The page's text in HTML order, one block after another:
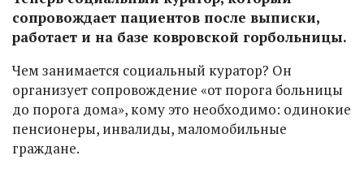
сопровождает пациентов после выписки,
работает и на базе ковровской горбольницы.
Чем занимается социальный куратор? Он
организует сопровождение «от порога больницы
до порога дома», кому это необходимо: одинокие
пенсионеры, инвалиды, маломобильные
граждане.